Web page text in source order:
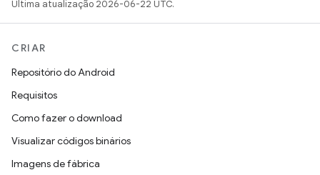
Última atualização 2026-06-22 UTC.
CRIAR
Repositório do Android
Requisitos
Como fazer o download
Visualizar códigos binários
Imagens de fábrica